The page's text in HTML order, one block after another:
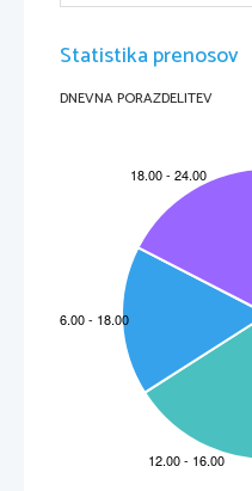
Statistika prenosov
DNEVNA PORAZDELITEV